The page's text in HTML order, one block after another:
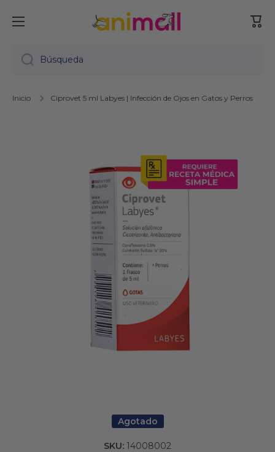
Ir directamente al contenido
Búsqueda
Inicio Ciprovet 5 ml Labyes | Infección de Ojos en Gatos y Perros
Agotado
SKU: 14008002